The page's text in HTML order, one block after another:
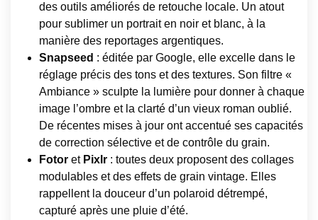
des outils améliorés de retouche locale. Un atout
pour sublimer un portrait en noir et blanc, à la
manière des reportages argentiques.
Snapseed : éditée par Google, elle excelle dans le
réglage précis des tons et des textures. Son filtre «
Ambiance » sculpte la lumière pour donner à chaque
image l’ombre et la clarté d’un vieux roman oublié.
De récentes mises à jour ont accentué ses capacités
de correction sélective et de contrôle du grain.
Fotor et Pixlr : toutes deux proposent des collages
modulables et des effets de grain vintage. Elles
rappellent la douceur d’un polaroid détrempé,
capturé après une pluie d’été.